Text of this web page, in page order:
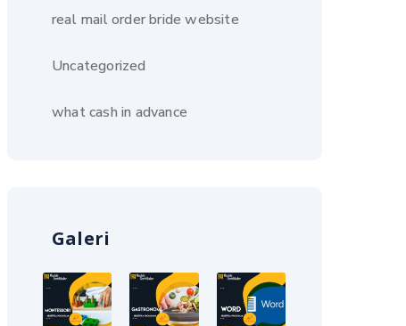
real mail order bride website
Uncategorized
what cash in advance
Galeri